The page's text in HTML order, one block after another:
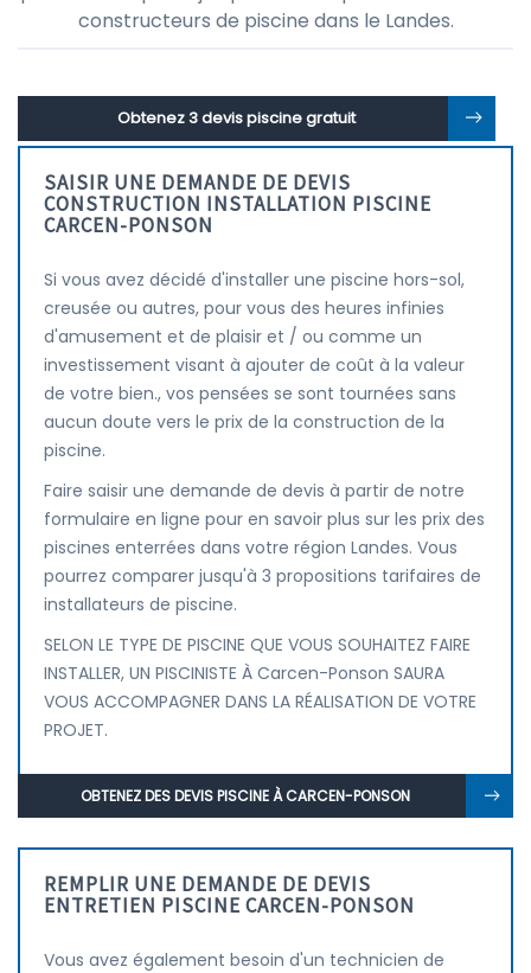
constructeurs de piscine dans le Landes.
Obtenez 3 devis piscine gratuit
SAISIR UNE DEMANDE DE DEVIS
CONSTRUCTION INSTALLATION PISCINE
CARCEN-PONSON
Si vous avez décidé d'installer une piscine hors-sol,
creusée ou autres, pour vous des heures infinies
d'amusement et de plaisir et / ou comme un
investissement visant à ajouter de coût à la valeur
de votre bien., vos pensées se sont tournées sans
aucun doute vers le prix de la construction de la
piscine.
Faire saisir une demande de devis à partir de notre
formulaire en ligne pour en savoir plus sur les prix des
piscines enterrées dans votre région Landes. Vous
pourrez comparer jusqu'à 3 propositions tarifaires de
installateurs de piscine.
SELON LE TYPE DE PISCINE QUE VOUS SOUHAITEZ FAIRE
INSTALLER, UN PISCINISTE À Carcen-Ponson SAURA
VOUS ACCOMPAGNER DANS LA RÉALISATION DE VOTRE
PROJET.
OBTENEZ DES DEVIS PISCINE À CARCEN-PONSON
REMPLIR UNE DEMANDE DE DEVIS
ENTRETIEN PISCINE CARCEN-PONSON
Vous avez également besoin d'un technicien de